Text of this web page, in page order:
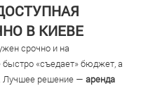
В КИЕВЕ
срочно и на
«съедает» бюджет, а
Лучшее решение — аренда